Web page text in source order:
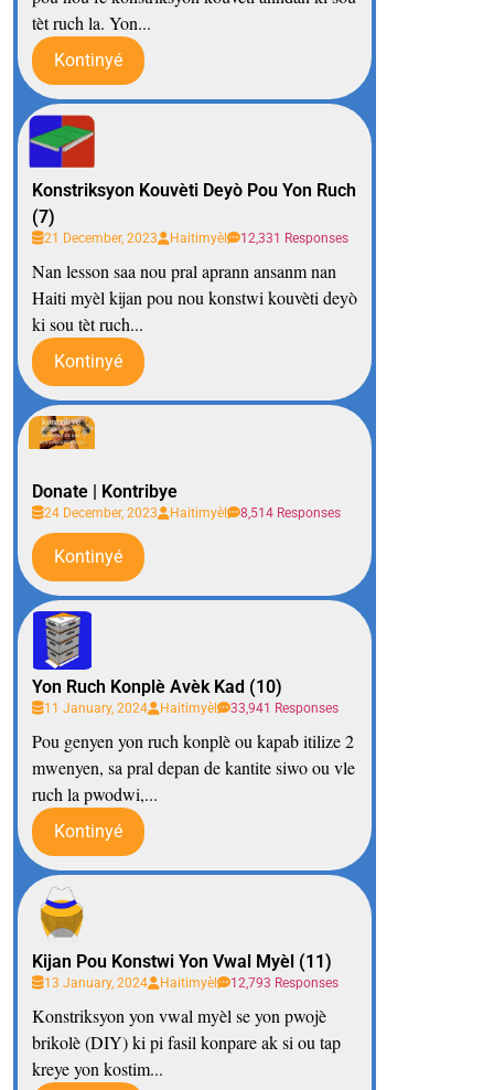
tèt ruch la. Yon...
Kontinyé
Konstriksyon Kouvèti Deyò Pou Yon Ruch
(7)
21 December, 2023 Haitimyèl 12,331 Responses
Nan lesson saa nou pral aprann ansanm nan
Haiti myèl kijan pou nou konstwi kouvèti deyò
ki sou tèt ruch...
Kontinyé
Donate | Kontribye
24 December, 2023 Haitimyèl 8,514 Responses
Kontinyé
Yon Ruch Konplè Avèk Kad (10)
11 January, 2024 Haitimyèl 33,941 Responses
Pou genyen yon ruch konplè ou kapab itilize 2
mwenyen, sa pral depan de kantite siwo ou vle
ruch la pwodwi,...
Kontinyé
Kijan Pou Konstwi Yon Vwal Myèl (11)
13 January, 2024 Haitimyèl 12,793 Responses
Konstriksyon yon vwal myèl se yon pwojè
brikolè (DIY) ki pi fasil konpare ak si ou tap
kreye yon kostim...